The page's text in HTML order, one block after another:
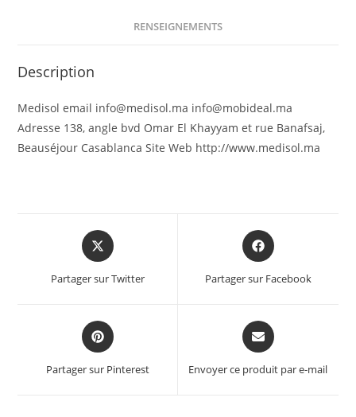
RENSEIGNEMENTS
Description
Medisol email info@medisol.ma info@mobideal.ma
Adresse 138, angle bvd Omar El Khayyam et rue Banafsaj,
Beauséjour Casablanca Site Web http://www.medisol.ma
Partager sur Twitter Partager sur Facebook
Partager sur Pinterest Envoyer ce produit par e-mail